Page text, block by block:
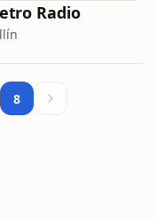
Radio
8